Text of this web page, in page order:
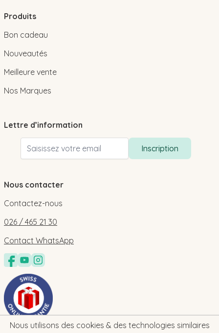
Nous utilisons des cookies & des technologies similaires
Produits
Bon cadeau
Nouveautés
Meilleure vente
Nos Marques
Lettre d’information
Adresse email
Inscription
Nous contacter
Contactez-nous
026 / 465 21 30
Contact WhatsApp